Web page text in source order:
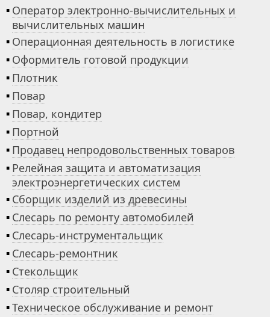
▪ Оператор электронно-вычислительных и
вычислительных машин
▪ Операционная деятельность в логистике
▪ Оформитель готовой продукции
▪ Плотник
▪ Повар
▪ Повар, кондитер
▪ Портной
▪ Продавец непродовольственных товаров
▪ Релейная защита и автоматизация
электроэнергетических систем
▪ Сборщик изделий из древесины
▪ Слесарь по ремонту автомобилей
▪ Слесарь-инструментальщик
▪ Слесарь-ремонтник
▪ Стекольщик
▪ Столяр строительный
▪Техническое обслуживание и ремонт